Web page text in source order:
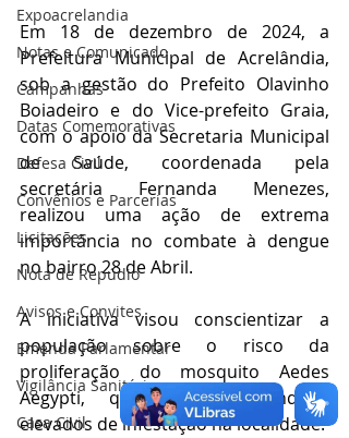
Expoacrelandia
Notas e Comunicado
Campanhas
Datas Comemorativas
Defesa Civil
Convênios e Parcerias
Licitações
Nota de Repúdio
Avisos e Convites
Emenda Parlamentar
Vigilância Sanitária
Casa Civil
Em 18 de dezembro de 2024, a
Prefeitura Municipal de Acrelândia,
sob a gestão do Prefeito Olavinho
Boiadeiro e do Vice-prefeito Graia,
com o apoio da Secretaria Municipal
de Saúde, coordenada pela
secretária Fernanda Menezes,
realizou uma ação de extrema
importância no combate à dengue
no bairro 28 de Abril.
A iniciativa visou conscientizar a
população sobre o risco da
proliferação do mosquito Aedes
Aegypti, que apresenta índices
elevados de infestação na localidade.